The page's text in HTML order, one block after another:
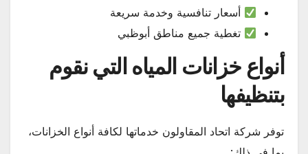
أسعار تنافسية وخدمة سريعة
تغطية جميع مناطق أبوظبي
أنواع خزانات المياه التي نقوم
بتنظيفها
توفر شركة اتحاد المقاولون خدماتها لكافة أنواع الخزانات،